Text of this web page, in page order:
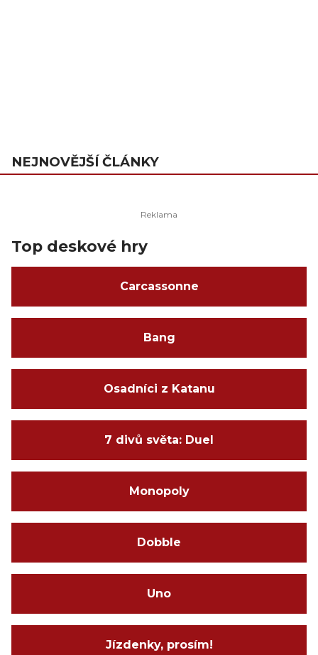
NEJNOVĚJŠÍ ČLÁNKY
Top deskové hry
Carcassonne
Bang
Osadníci z Katanu
7 divů světa: Duel
Monopoly
Dobble
Uno
Jízdenky, prosím!